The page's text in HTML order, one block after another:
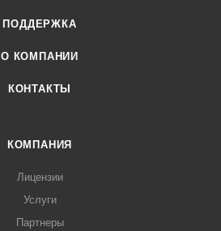
ПОДДЕРЖКА
О КОМПАНИИ
КОНТАКТЫ
КОМПАНИЯ
Лицензии
Услуги
Партнеры